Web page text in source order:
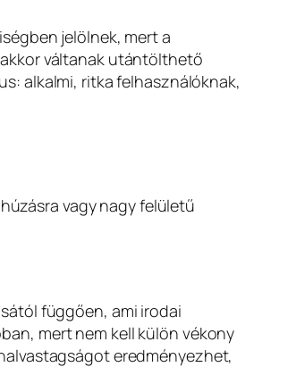
jelölnek, mert a
váltanak utántölthető
alkalmi, ritka felhasználóknak,
vagy nagy felületű
függően, ami irodai
mert nem kell külön vékony
eredményezhet,